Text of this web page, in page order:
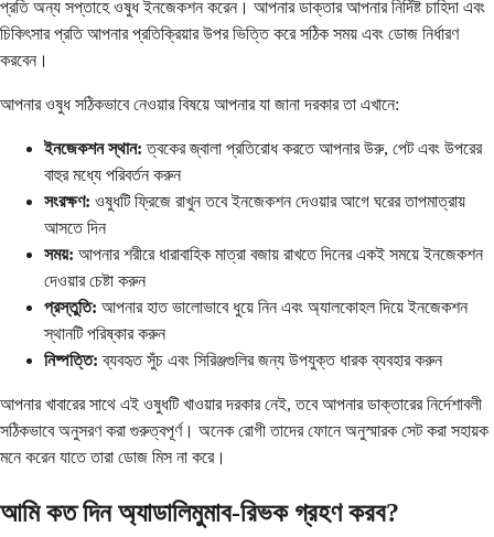
প্রতি অন্য সপ্তাহে ওষুধ ইনজেকশন করেন। আপনার ডাক্তার আপনার নির্দিষ্ট চাহিদা এবং
চিকিৎসার প্রতি আপনার প্রতিক্রিয়ার উপর ভিত্তি করে সঠিক সময় এবং ডোজ নির্ধারণ
করবেন।
আপনার ওষুধ সঠিকভাবে নেওয়ার বিষয়ে আপনার যা জানা দরকার তা এখানে:
ইনজেকশন স্থান: ত্বকের জ্বালা প্রতিরোধ করতে আপনার উরু, পেট এবং উপরের
বাহুর মধ্যে পরিবর্তন করুন
সংরক্ষণ: ওষুধটি ফ্রিজে রাখুন তবে ইনজেকশন দেওয়ার আগে ঘরের তাপমাত্রায়
আসতে দিন
সময়: আপনার শরীরে ধারাবাহিক মাত্রা বজায় রাখতে দিনের একই সময়ে ইনজেকশন
দেওয়ার চেষ্টা করুন
প্রস্তুতি: আপনার হাত ভালোভাবে ধুয়ে নিন এবং অ্যালকোহল দিয়ে ইনজেকশন
স্থানটি পরিষ্কার করুন
নিষ্পত্তি: ব্যবহৃত সুঁচ এবং সিরিঞ্জগুলির জন্য উপযুক্ত ধারক ব্যবহার করুন
আপনার খাবারের সাথে এই ওষুধটি খাওয়ার দরকার নেই, তবে আপনার ডাক্তারের নির্দেশাবলী
সঠিকভাবে অনুসরণ করা গুরুত্বপূর্ণ। অনেক রোগী তাদের ফোনে অনুস্মারক সেট করা সহায়ক
মনে করেন যাতে তারা ডোজ মিস না করে।
আমি কত দিন অ্যাডালিমুমাব-রিভক গ্রহণ করব?